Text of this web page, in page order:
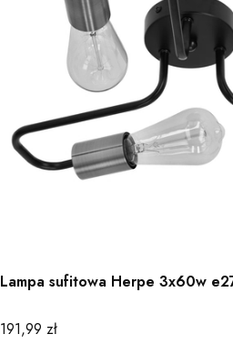
Lampa sufitowa Herpe 3x60w
Cena
191,99 zł